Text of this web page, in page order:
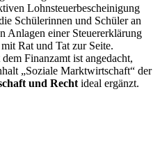
Lohnsteuerbescheinigung
Schülerinnen und Schüler an
Anlagen einer Steuererklärung
Rat und Tat zur Seite.
Finanzamt ist angedacht,
„Soziale Marktwirtschaft“ der
und Recht ideal ergänzt.